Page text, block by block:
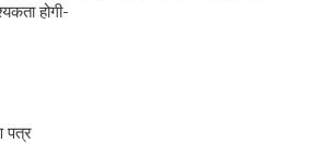
होगी-
पत्र